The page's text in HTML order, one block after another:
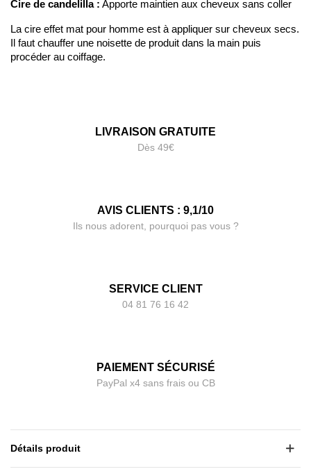
Cire de candelilla : Apporte maintien aux cheveux sans coller
La cire effet mat pour homme est à appliquer sur cheveux secs.
Il faut chauffer une noisette de produit dans la main puis
procéder au coiffage.
LIVRAISON GRATUITE
Dès 49€
AVIS CLIENTS : 9,1/10
Ils nous adorent, pourquoi pas vous ?
SERVICE CLIENT
04 81 76 16 42
PAIEMENT SÉCURISÉ
PayPal x4 sans frais ou CB
Détails produit